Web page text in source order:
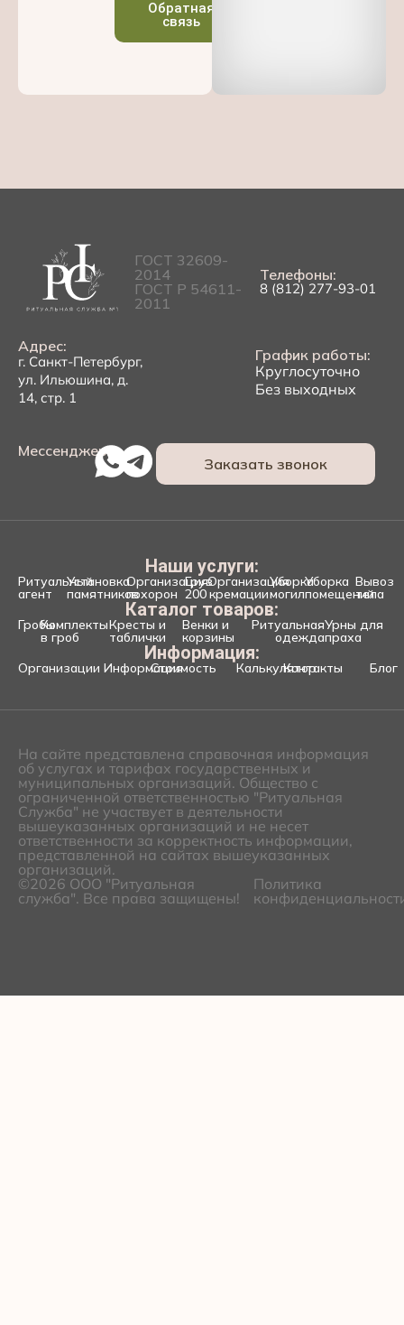
Обратная
связь
ГОСТ 32609-
2014
ГОСТ Р 54611-
2011
Телефоны:
8 (812) 277-93-01
Адрес:
г. Санкт-Петербург,
ул. Ильюшина, д.
14, стр. 1
График работы:
Круглосуточно
Без выходных
Мессенджеры:
Заказать звонок
Наши услуги:
Ритуальный
агент
Установка
памятников
Организация
похорон
Груз
200
Организация
кремации
Уборка
могил
Уборка
помещений
Вывоз
тела
Каталог товаров:
ГробыКомплекты
в гроб
Кресты и
таблички
Венки и
корзины
Ритуальная
одежда
Урны для
праха
Информация:
Организации ИнформацияСтоимость Калькулятор
Контакты Блог
На сайте представлена справочная информация
об услугах и тарифах государственных и
муниципальных организаций. Общество с
ограниченной ответственностью "Ритуальная
Служба" не участвует в деятельности
вышеуказанных организаций и не несет
ответственности за корректность информации,
представленной на сайтах вышеуказанных
организаций.
©2026 ООО "Ритуальная
служба". Все права защищены!
Политика